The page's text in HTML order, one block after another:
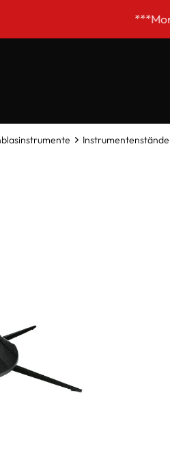
***Montags